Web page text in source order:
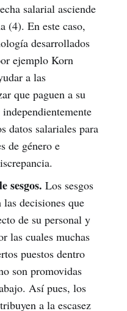
salarial asciende
(4). En este caso,
desarrollados
ejemplo Korn
a las
que paguen a su
datos salariales para
de género e
sesgos. Los sesgos
decisiones que
de su personal y
las cuales muchas
puestos dentro
son promovidas
Así pues, los
a la escasez